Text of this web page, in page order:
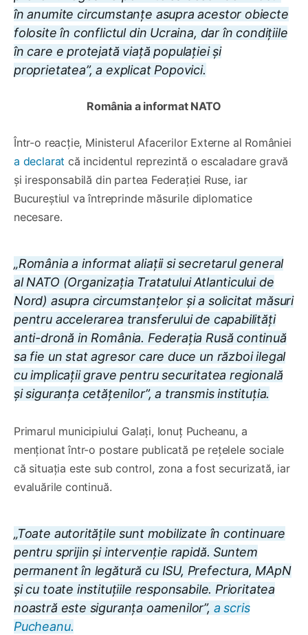
în anumite circumstanțe asupra acestor obiecte
folosite în conflictul din Ucraina, dar în condițiile
în care e protejată viață populației și
proprietatea”, a explicat Popovici.
România a informat NATO
Într-o reacție, Ministerul Afacerilor Externe al României
a declarat că incidentul reprezintă o escaladare gravă
și iresponsabilă din partea Federației Ruse, iar
Bucureștiul va întreprinde măsurile diplomatice
necesare.
„România a informat aliații si secretarul general
al NATO (Organizația Tratatului Atlanticului de
Nord) asupra circumstanțelor și a solicitat măsuri
pentru accelerarea transferului de capabilități
anti-dronă in România. Federația Rusă continuă
sa fie un stat agresor care duce un război ilegal
cu implicații grave pentru securitatea regională
și siguranța cetățenilor”, a transmis instituția.
Primarul municipiului Galați, Ionuț Pucheanu, a
menționat într-o postare publicată pe rețelele sociale
că situația este sub control, zona a fost securizată, iar
evaluările continuă.
„Toate autoritățile sunt mobilizate în continuare
pentru sprijin și intervenție rapidă. Suntem
permanent în legătură cu ISU, Prefectura, MApN
și cu toate instituțiile responsabile. Prioritatea
noastră este siguranța oamenilor”, a scris
Pucheanu.